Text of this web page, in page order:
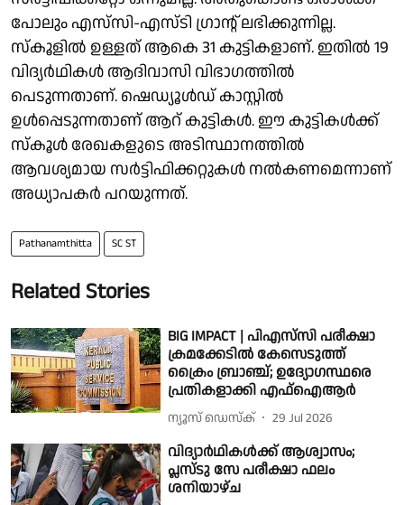
പോലും എസ്‍സി-എസ്‍ടി ഗ്രാൻ്റ് ലഭിക്കുന്നില്ല.
സ്കൂളിൽ ഉള്ളത് ആകെ 31 കുട്ടികളാണ്. ഇതിൽ 19
വിദ്യർഥികൾ ആദിവാസി വിഭാഗത്തിൽ
പെടുന്നതാണ്. ഷെഡ്യൂൾഡ് കാസ്റ്റിൽ
ഉൾപ്പെടുന്നതാണ് ആറ് കുട്ടികൾ. ഈ കുട്ടികൾക്ക്
സ്കൂൾ രേഖകളുടെ അടിസ്ഥാനത്തിൽ
ആവശ്യമായ സർട്ടിഫിക്കറ്റുകൾ നൽകണമെന്നാണ്
അധ്യാപകർ പറയുന്നത്.
Pathanamthitta SC ST
Related Stories
BIG IMPACT | പിഎസ്‌സി പരീക്ഷാ
ക്രമക്കേടിൽ കേസെടുത്ത്
ക്രൈം ബ്രാഞ്ച്; ഉദ്യോഗസ്ഥരെ
പ്രതികളാക്കി എഫ്ഐആര്‍
ന്യൂസ് ഡെസ്ക് 29 Jul 2026
വിദ്യാർഥികൾക്ക് ആശ്വാസം;
പ്ലസ്ടു സേ പരീക്ഷാ ഫലം
ശനിയാഴ്ച